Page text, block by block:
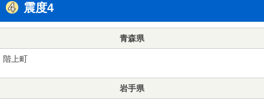
震度4
青森県
階上町
岩手県